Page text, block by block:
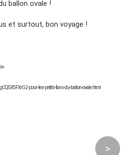
ballon ovale !
et surtout, bon voyage !
pour-les-petits-fans-du-ballon-ovale.html
>